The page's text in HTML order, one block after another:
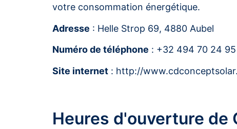
votre consommation énergétique.
Adresse : Helle Strop 69, 4880 Aubel
Numéro de téléphone : +32 494 70 24 95
Site internet : http://
Heures d'ouverture de